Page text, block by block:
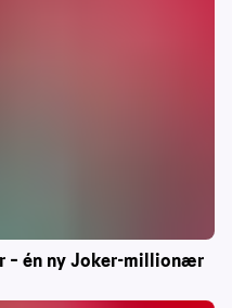
én ny Joker-millionær